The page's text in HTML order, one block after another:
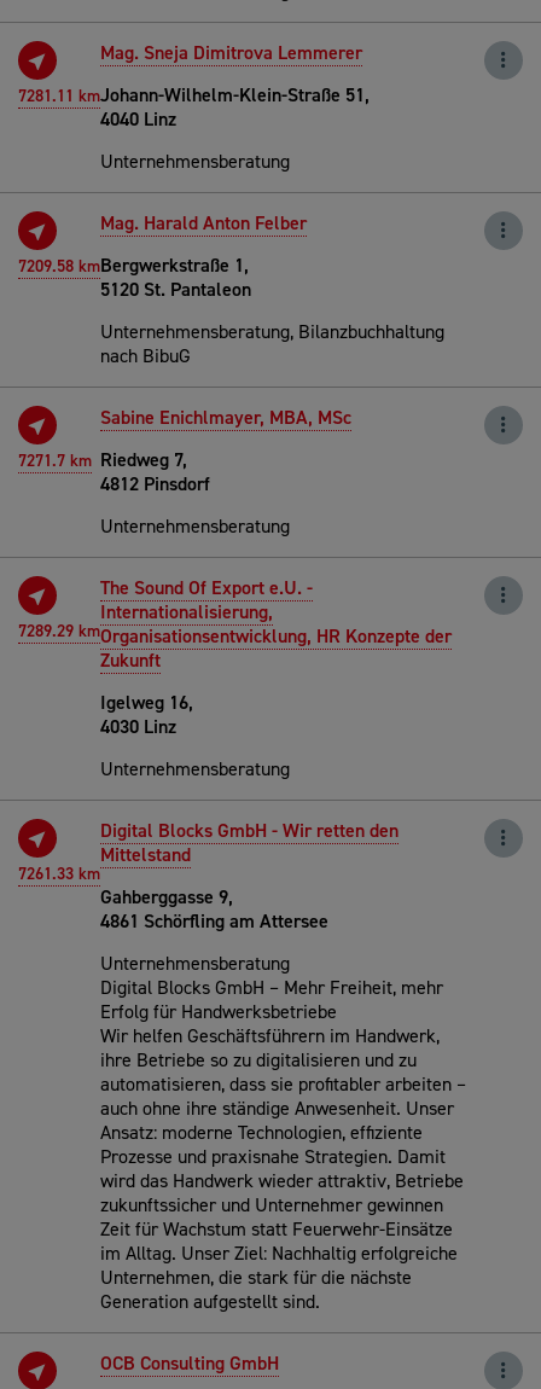
7281.11 km
Mag. Sneja Dimitrova Lemmerer
Johann-Wilhelm-Klein-Straße 51,
4040 Linz
Unternehmensberatung
7209.58 km
Mag. Harald Anton Felber
Bergwerkstraße 1,
5120 St. Pantaleon
Unternehmensberatung, Bilanzbuchhaltung
nach BibuG
7271.7 km
Sabine Enichlmayer, MBA, MSc
Riedweg 7,
4812 Pinsdorf
Unternehmensberatung
7289.29 km
The Sound Of Export e.U. -
Internationalisierung,
Organisationsentwicklung, HR Konzepte der
Zukunft
Igelweg 16,
4030 Linz
Unternehmensberatung
7261.33 km
Digital Blocks GmbH - Wir retten den
Mittelstand
Gahberggasse 9,
4861 Schörfling am Attersee
Unternehmensberatung
Digital Blocks GmbH – Mehr Freiheit, mehr
Erfolg für Handwerksbetriebe
Wir helfen Geschäftsführern im Handwerk,
ihre Betriebe so zu digitalisieren und zu
automatisieren, dass sie profitabler arbeiten –
auch ohne ihre ständige Anwesenheit. Unser
Ansatz: moderne Technologien, effiziente
Prozesse und praxisnahe Strategien. Damit
wird das Handwerk wieder attraktiv, Betriebe
zukunftssicher und Unternehmer gewinnen
Zeit für Wachstum statt Feuerwehr-Einsätze
im Alltag. Unser Ziel: Nachhaltig erfolgreiche
Unternehmen, die stark für die nächste
Generation aufgestellt sind.
OCB Consulting GmbH